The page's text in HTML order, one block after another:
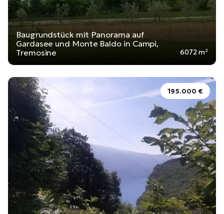
Baugrundstück mit Panorama auf
Gardasee und Monte Baldo in Campi,
Tremosine
6072 m²
195.000 €